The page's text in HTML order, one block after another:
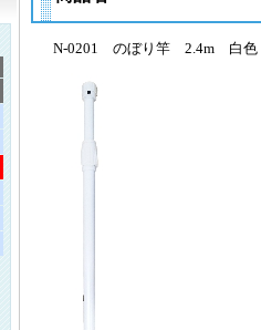
N-0201 のぼり竿 2.4m 白色